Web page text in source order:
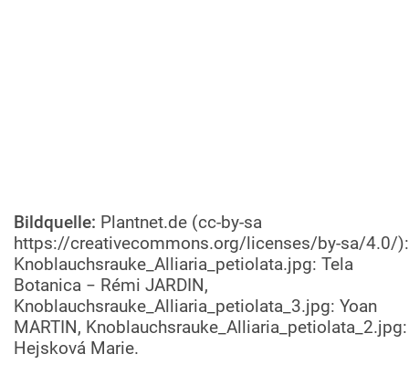
Bildquelle: Plantnet.de (cc-by-sa
https://creativecommons.org/licenses/by-sa/4.0/):
Knoblauchsrauke_Alliaria_petiolata.jpg: Tela
Botanica − Rémi JARDIN,
Knoblauchsrauke_Alliaria_petiolata_3.jpg: Yoan
MARTIN, Knoblauchsrauke_Alliaria_petiolata_2.jpg:
Hejsková Marie.